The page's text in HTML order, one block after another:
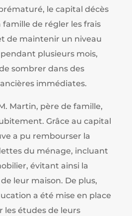
le capital décès
famille de régler les frais
de maintenir un niveau
plusieurs mois,
sombrer dans des
immédiates.
Martin, père de famille,
Grâce au capital
a pu rembourser la
du ménage, incluant
évitant ainsi la
leur maison. De plus,
a été mise en place
les études de leurs